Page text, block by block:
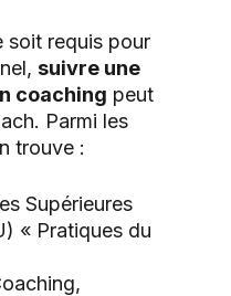
soit requis pour
suivre une
coaching peut
Parmi les
trouve :
Supérieures
« Pratiques du